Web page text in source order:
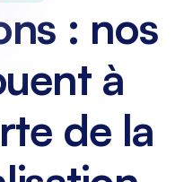
: nos
à
de la